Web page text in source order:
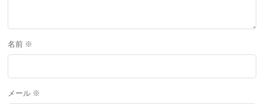
名前 ※
メール ※